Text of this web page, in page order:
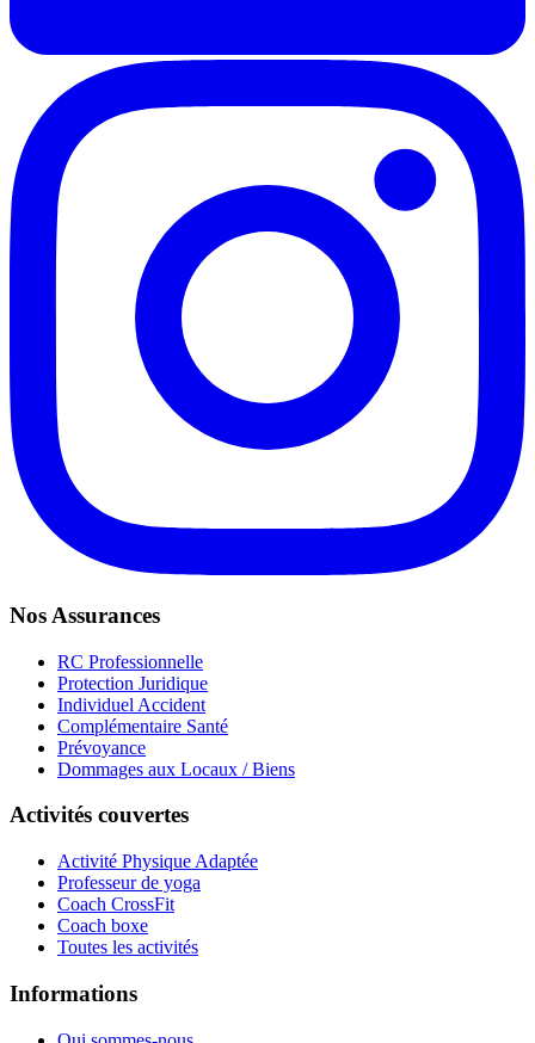
Nos Assurances
RC Professionnelle
Protection Juridique
Individuel Accident
Complémentaire Santé
Prévoyance
Dommages aux Locaux / Biens
Activités couvertes
Activité Physique Adaptée
Professeur de yoga
Coach CrossFit
Coach boxe
Toutes les activités
Informations